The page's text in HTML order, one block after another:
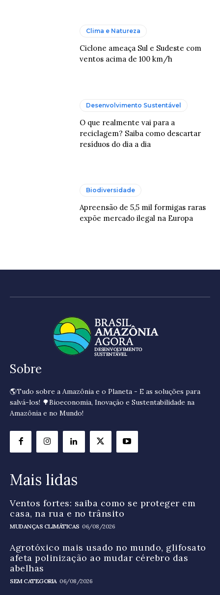
Clima e Natureza
Ciclone ameaça Sul e Sudeste com
ventos acima de 100 km/h
Desenvolvimento Sustentável
O que realmente vai para a
reciclagem? Saiba como descartar
resíduos do dia a dia
Biodiversidade
Apreensão de 5,5 mil formigas raras
expõe mercado ilegal na Europa
Sobre
🌎Tudo sobre a Amazônia e o Planeta - E as soluções para
salvá-los! 🌳Bioeconomia, Inovação e Sustentabilidade na
Amazônia e no Mundo!
Mais lidas
Ventos fortes: saiba como se proteger em
casa, na rua e no trânsito
MUDANÇAS CLIMÁTICAS 06/08/2026
Agrotóxico mais usado no mundo, glifosato
afeta polinização ao mudar cérebro das
abelhas
SEM CATEGORIA 06/08/2026